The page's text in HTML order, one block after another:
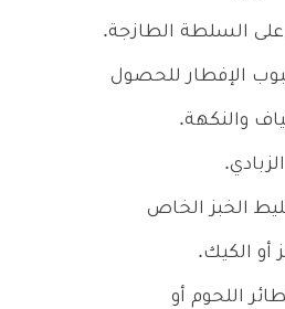
السلطة الطازجة.
الإفطار للحصول
والنكهة.
الخبز الخاص
أو الكيك.
اللحوم أو